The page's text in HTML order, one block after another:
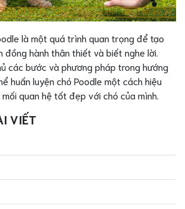
là một quá trình quan trọng để tạo
đồng hành thân thiết và biết nghe lời.
các bước và phương pháp trong hướng
huấn luyện chó Poodle một cách hiệu
quan hệ tốt đẹp với chó của mình.
VIẾT